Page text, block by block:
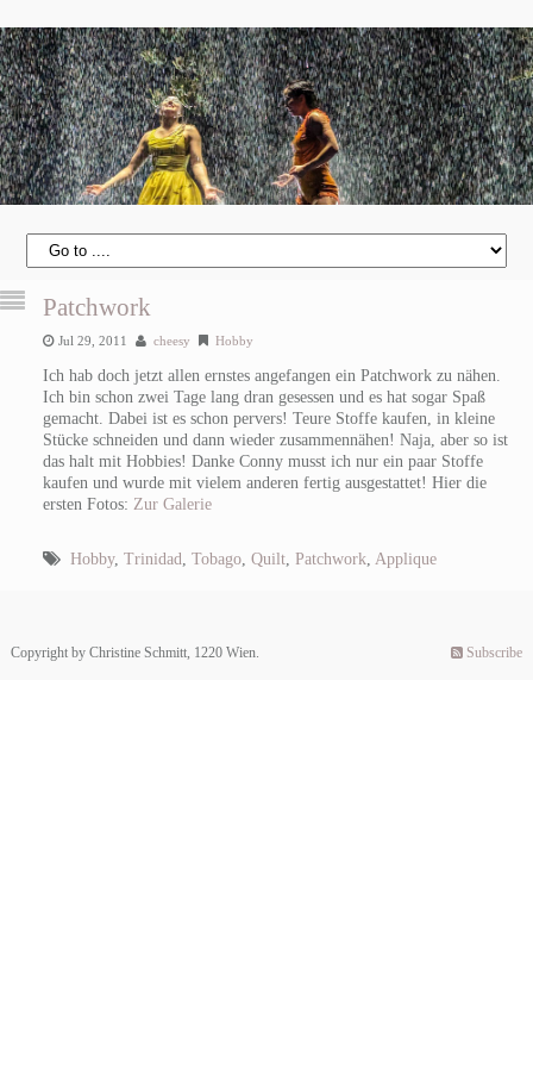
Patchwork
Jul 29, 2011 cheesy Hobby
Ich hab doch jetzt allen ernstes angefangen ein Patchwork zu nähen.
Ich bin schon zwei Tage lang dran gesessen und es hat sogar Spaß
gemacht. Dabei ist es schon pervers! Teure Stoffe kaufen, in kleine
Stücke schneiden und dann wieder zusammennähen! Naja, aber so ist
das halt mit Hobbies! Danke Conny musst ich nur ein paar Stoffe
kaufen und wurde mit vielem anderen fertig ausgestattet! Hier die
ersten Fotos: Zur Galerie
Hobby, Trinidad Tobago, Quilt, Patchwork Applique
Copyright by Christine Schmitt, 1220 Wien. Subscribe